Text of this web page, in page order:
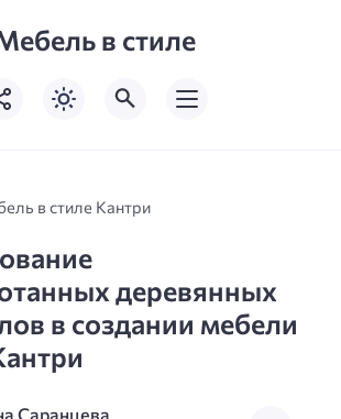
в стиле
в стиле Кантри
деревянных
в создании мебели
Саранцева